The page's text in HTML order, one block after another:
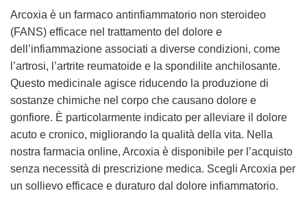
Arcoxia è un farmaco antinfiammatorio non steroideo
(FANS) efficace nel trattamento del dolore e
dell’infiammazione associati a diverse condizioni, come
l’artrosi, l’artrite reumatoide e la spondilite anchilosante.
Questo medicinale agisce riducendo la produzione di
sostanze chimiche nel corpo che causano dolore e
gonfiore. È particolarmente indicato per alleviare il dolore
acuto e cronico, migliorando la qualità della vita. Nella
nostra farmacia online, Arcoxia è disponibile per l’acquisto
senza necessità di prescrizione medica. Scegli Arcoxia per
un sollievo efficace e duraturo dal dolore infiammatorio.